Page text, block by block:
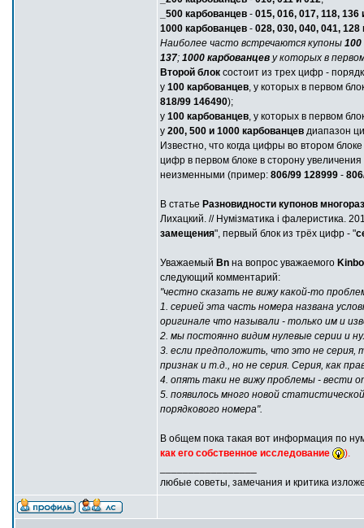
_500 карбованцев - 015, 016, 017, 118, 136
1000 карбованцев - 028, 030, 040, 041, 128
Наиболее часто встречаются купоны 100
137; 1000 карбованцев у которых в
Второй блок состоит из трех цифр -
у 100 карбованцев , у которых в первом
818/99 146490);
у 100 карбованцев , у которых в первом
у 200, 500 и 1000 карбованцев диапазон
Известно, что когда цифры во втором
цифр в первом блоке в сторону
неизменными (пример: 806/99 128999 -
В статье Разновидности купонов
Лихацкий. // Нумізматика і фалеристика.
замещения", первый блок из трёх цифр - "
Уважаемый Bn на вопрос уважаемого
следующий комментарий:
"честно сказать не вижу какой-то
1. серией эта часть номера названа
оригинале что называли - только им и
2. мы постоянно видим нулевые серии и
3. если предположить, что это не серия,
признак и т.д., но не серия. Серия, как
4. опять таки не вижу проблемы - вести
5. появилось много новой
порядкового номера".
В общем пока такая вот информация по
как его собственное исследование
).
любые советы, замечания и критика